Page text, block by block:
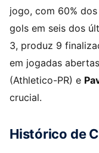
jogo, com 60%
gols em seis dos
3, produz 9
em jogadas
(Athletico-PR) e
crucial.
Histórico de